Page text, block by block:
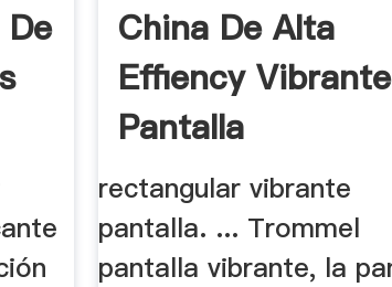
China De Alta
Effiency Vibrante
Pantalla
rectangular vibrante
pantalla. ... Trommel
pantalla vibrante, la